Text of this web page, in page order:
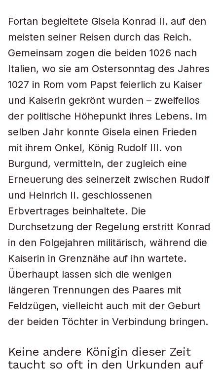
Fortan begleitete Gisela Konrad II. auf den
meisten seiner Reisen durch das Reich.
Gemeinsam zogen die beiden 1026 nach
Italien, wo sie am Ostersonntag des Jahres
1027 in Rom vom Papst feierlich zu Kaiser
und Kaiserin gekrönt wurden – zweifellos
der politische Höhepunkt ihres Lebens. Im
selben Jahr konnte Gisela einen Frieden
mit ihrem Onkel, König Rudolf III. von
Burgund, vermitteln, der zugleich eine
Erneuerung des seinerzeit zwischen Rudolf
und Heinrich II. geschlossenen
Erbvertrages beinhaltete. Die
Durchsetzung der Regelung erstritt Konrad
in den Folgejahren militärisch, während die
Kaiserin in Grenznähe auf ihn wartete.
Überhaupt lassen sich die wenigen
längeren Trennungen des Paares mit
Feldzügen, vielleicht auch mit der Geburt
der beiden Töchter in Verbindung bringen.
Keine andere Königin dieser Zeit
taucht so oft in den Urkunden auf